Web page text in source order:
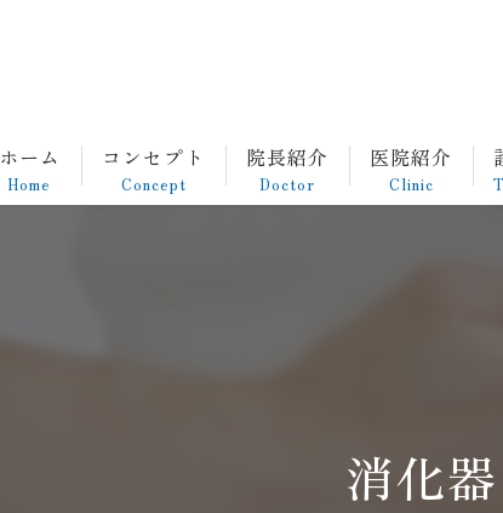
ホーム
Home
コンセプト
Concept
院長紹介
Doctor
医院紹介
Clinic
消化